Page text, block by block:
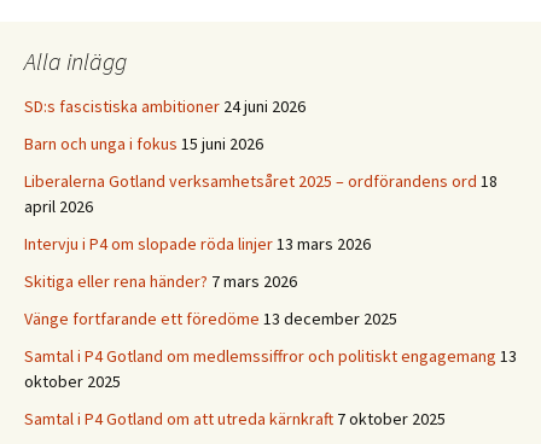
Alla inlägg
SD:s fascistiska ambitioner 24 juni 2026
Barn och unga i fokus 15 juni 2026
Liberalerna Gotland verksamhetsåret 2025 – ordförandens ord 18
april 2026
Intervju i P4 om slopade röda linjer13 mars 2026
Skitiga eller rena händer? 7 mars 2026
Vänge fortfarande ett föredöme 13 december 2025
Samtal i P4 Gotland om medlemssiffror och politiskt engagemang 13
oktober 2025
Samtal i P4 Gotland om att utreda kärnkraft 7 oktober 2025